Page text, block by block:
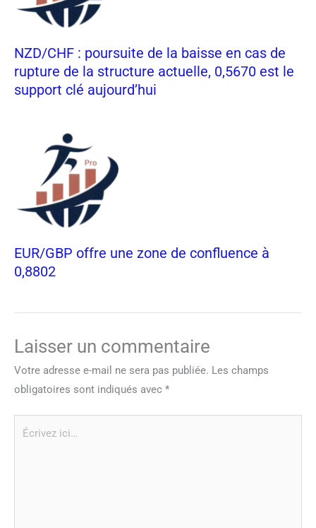
NZD/CHF : poursuite de la baisse en cas de
rupture de la structure actuelle, 0,5670 est le
support clé aujourd’hui
EUR/GBP offre une zone de confluence à
0,8802
Laisser un commentaire
Votre adresse e-mail ne sera pas publiée. Les champs
obligatoires sont indiqués avec *